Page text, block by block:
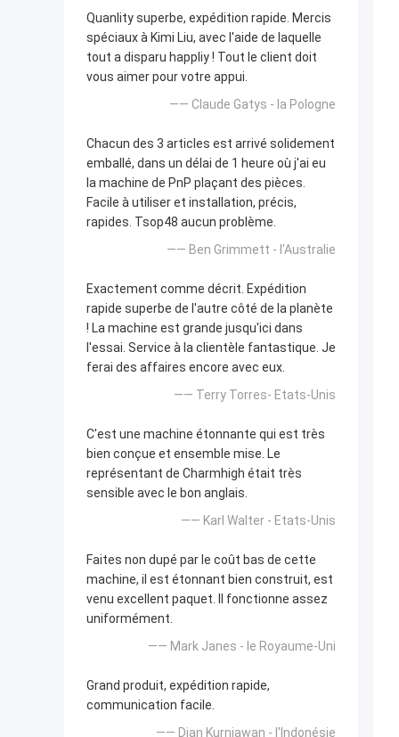
Quanlity superbe, expédition rapide. Mercis
spéciaux à Kimi Liu, avec l'aide de laquelle
tout a disparu happliy ! Tout le client doit
vous aimer pour votre appui.
—— Claude Gatys - la Pologne
Chacun des 3 articles est arrivé solidement
emballé, dans un délai de 1 heure où j'ai eu
la machine de PnP plaçant des pièces.
Facile à utiliser et installation, précis,
rapides. Tsop48 aucun problème.
—— Ben Grimmett - l'Australie
Exactement comme décrit. Expédition
rapide superbe de l'autre côté de la planète
! La machine est grande jusqu'ici dans
l'essai. Service à la clientèle fantastique. Je
ferai des affaires encore avec eux.
—— Terry Torres- Etats-Unis
C'est une machine étonnante qui est très
bien conçue et ensemble mise. Le
représentant de Charmhigh était très
sensible avec le bon anglais.
—— Karl Walter - Etats-Unis
Faites non dupé par le coût bas de cette
machine, il est étonnant bien construit, est
venu excellent paquet. Il fonctionne assez
uniformément.
—— Mark Janes - le Royaume-Uni
Grand produit, expédition rapide,
communication facile.
—— Dian Kurniawan - l'Indonésie